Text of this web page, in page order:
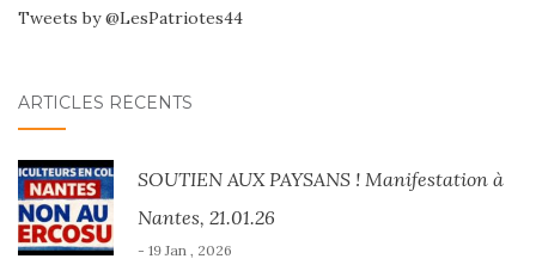
Tweets by @LesPatriotes44
ARTICLES RÉCENTS
SOUTIEN AUX PAYSANS ! Manifestation à
Nantes, 21.01.26
- 19 Jan , 2026